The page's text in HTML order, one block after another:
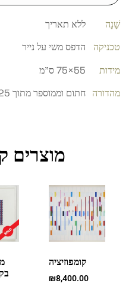
שָׁנָה
ללא תאריך
טכניקה
הדפס משי על נייר
מידות
55×75 ס"מ
מהדורה חתום וממוספר מתוך 25 A/P
מוצרים
קומפוזיציה
₪8,400.00